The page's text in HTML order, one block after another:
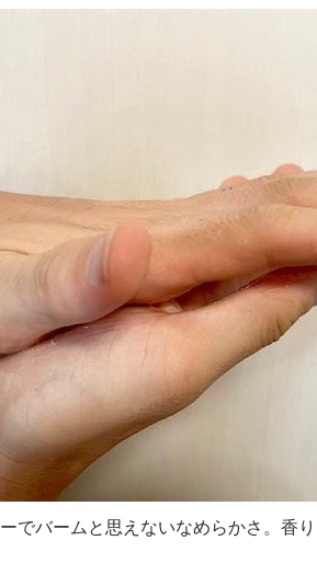
でバームと思えないなめらかさ。香